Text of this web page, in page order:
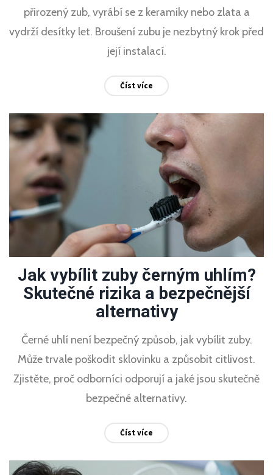
přirozený zub, vyrábí se z keramiky nebo zlata a
vydrží desítky let. Broušení zubu je nezbytný krok před
její instalací.
Číst více
Jak vybílit zuby černým uhlím?
Skutečné rizika a bezpečnější
alternativy
Černé uhlí není bezpečný způsob, jak vybílit zuby.
Může trvale poškodit sklovinku a způsobit citlivost.
Zjistěte, proč odborníci odporují a jaké jsou skutečně
bezpečné alternativy.
Číst více